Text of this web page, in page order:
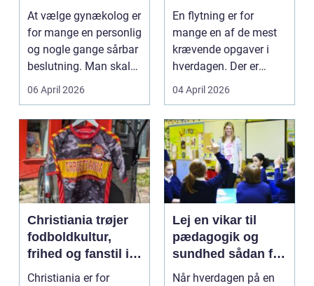
specialist
At vælge gynækolog er
for mange en personlig
og nogle gange sårbar
beslutning. Man skal
både føle si...
06 April 2026
tryg og effektiv
flytning
En flytning er for
mange en af de mest
krævende opgaver i
hverdagen. Der er
meget at holde styr på,
04 April 2026
Christiania trøjer
fodboldkultur,
frihed og fanstil i
ét
Christiania er for
Lej en vikar til
pædagogik og
sundhed sådan får
du den rette hjælp
Når hverdagen på en